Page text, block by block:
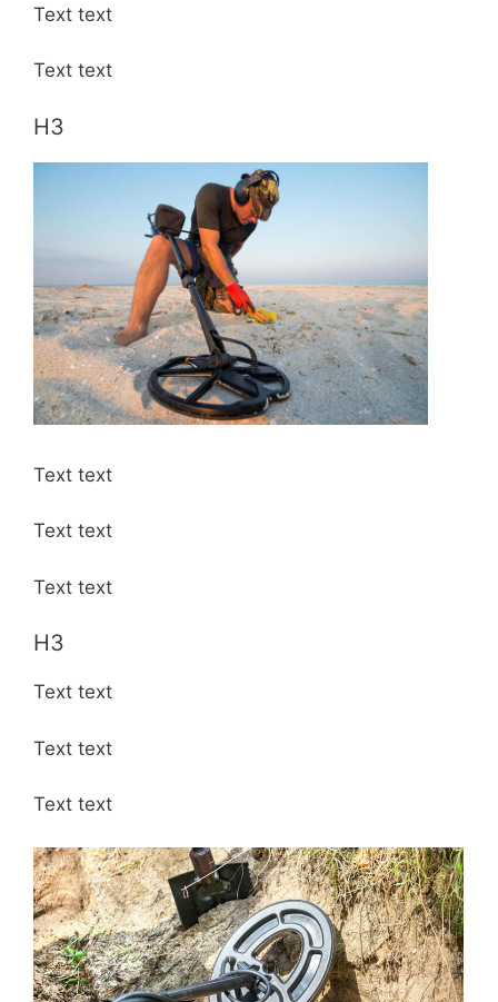
Text text
Text text
H3
Text text
Text text
Text text
H3
Text text
Text text
Text text